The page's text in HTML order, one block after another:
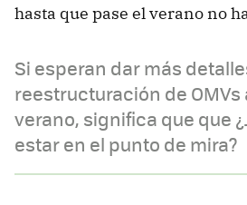
hasta que pase el verano no
Si esperan dar más
reestructuración de OMVs
verano, significa que que
estar en el punto de mira?